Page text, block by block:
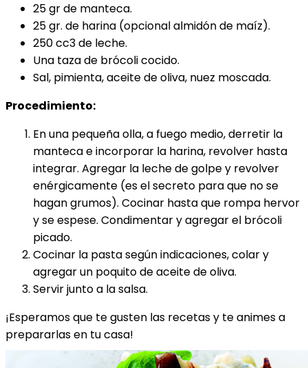
25 gr de manteca.
25 gr. de harina (opcional almidón de maíz).
250 cc3 de leche.
Una taza de brócoli cocido.
Sal, pimienta, aceite de oliva, nuez moscada.
Procedimiento:
En una pequeña olla, a fuego medio, derretir la
manteca e incorporar la harina, revolver hasta
integrar. Agregar la leche de golpe y revolver
enérgicamente (es el secreto para que no se
hagan grumos). Cocinar hasta que rompa hervor
y se espese. Condimentar y agregar el brócoli
picado.
Cocinar la pasta según indicaciones, colar y
agregar un poquito de aceite de oliva.
Servir junto a la salsa.
¡Esperamos que te gusten las recetas y te animes a
prepararlas en tu casa!